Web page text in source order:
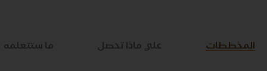
المخططات علي ماذا تحصل ما ستتعلمه